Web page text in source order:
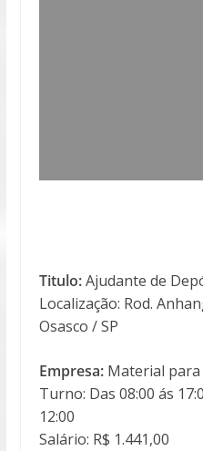
Titulo:Ajudante de
Localização: Rod.
Osasco / SP
Empresa:Material para
Turno: Das 08:00 ás
12:00
Salário: R$ 1.441,00